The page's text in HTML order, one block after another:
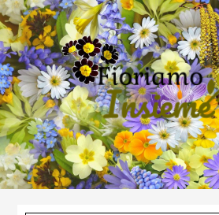
Skip
to
main
content
Skip
to
primary
sidebar
Skip
to
footer